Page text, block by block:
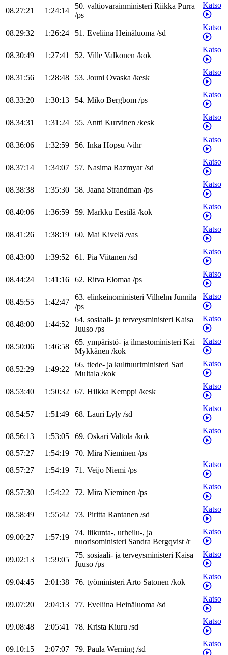
08.27:21 1:24:14
50. valtiovarainministeri Riikka Purra
/ps
Katso
08.29:32 1:26:24 51. Eveliina Heinäluoma /sd
Katso
08.30:49 1:27:41 52. Ville Valkonen /kok
Katso
08.31:56 1:28:48 53. Jouni Ovaska /kesk
Katso
08.33:20 1:30:13 54. Miko Bergbom /ps
Katso
08.34:31 1:31:24 55. Antti Kurvinen /kesk
Katso
08.36:06 1:32:59 56. Inka Hopsu /vihr
Katso
08.37:14 1:34:07 57. Nasima Razmyar/sd
Katso
08.38:38 1:35:30 58. Jaana Strandman /ps
Katso
08.40:06 1:36:59 59. Markku Eestilä /kok
Katso
08.41:26 1:38:19 60. Mai Kivelä /vas
Katso
08.43:00 1:39:52 61. Pia Viitanen /sd
Katso
08.44:24 1:41:16 62. Ritva Elomaa /ps
Katso
08.45:55 1:42:47
63. elinkeinoministeri Vilhelm Junnila
/ps
Katso
08.48:00 1:44:52
64. sosiaali- ja terveysministeri Kaisa
Juuso /ps
Katso
08.50:06 1:46:58
65. ympäristö- ja ilmastoministeri Kai
Mykkänen /kok
Katso
08.52:29 1:49:22
66. tiede- ja kulttuuriministeri Sari
Multala /kok
Katso
08.53:40 1:50:32 67. Hilkka Kemppi /kesk
Katso
08.54:57 1:51:49 68. Lauri Lyly /sd
Katso
08.56:13 1:53:05 69. Oskari Valtola /kok
Katso
08.57:27 1:54:19 70. Mira Nieminen /ps
08.57:27
1:54:19 71. Veijo Niemi /ps
Katso
08.57:30 1:54:22 72. Mira Nieminen /ps
Katso
08.58:49 1:55:42 73. Piritta Rantanen /sd
Katso
09.00:27 1:57:19
74. liikunta-, urheilu-, ja
nuorisoministeri Sandra Bergqvist/r
Katso
09.02:13 1:59:05
75. sosiaali- ja terveysministeri Kaisa
Juuso /ps
Katso
09.04:45 2:01:38 76. työministeriArto Satonen /kok
Katso
09.07:20 2:04:13 77. Eveliina Heinäluoma /sd
Katso
09.08:48 2:05:41 78. Krista Kiuru /sd
Katso
09.10:15 2:07:07 79. Paula Werning /sd
Katso